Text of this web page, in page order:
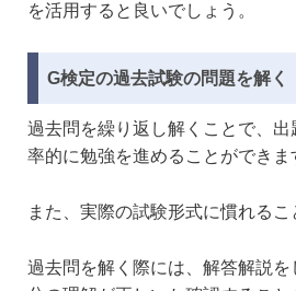
を活用すると良いでしょう。
G検定の過去試験の問題を解く
過去問を繰り返し解くことで、
率的に勉強を進めることができま
また、実際の試験形式に慣れるこ
過去問を解く際には、解答解説を